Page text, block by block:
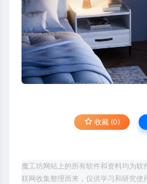
收藏 (0)
魔工坊网站上的所有软件和资料均为
联网收集整理而来，仅供学习和研究使